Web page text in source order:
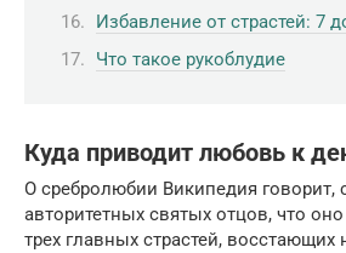
Избавление от страстей: 7
Что такое рукоблудие
Куда приводит любовь к
О сребролюбии Википедия говорит,
авторитетных святых отцов, что
трех главных страстей, восстающих